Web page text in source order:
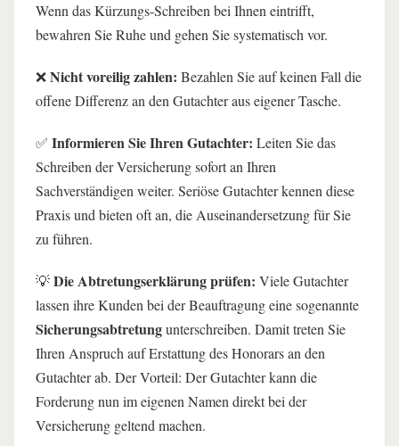
Wenn das Kürzungs-Schreiben bei Ihnen eintrifft,
bewahren Sie Ruhe und gehen Sie systematisch vor.
❌Nicht voreilig zahlen: Bezahlen Sie auf keinen Fall die
offene Differenz an den Gutachter aus eigener Tasche.
✅ Informieren Sie Ihren Gutachter: Leiten Sie das
Schreiben der Versicherung sofort an Ihren
Sachverständigen weiter. Seriöse Gutachter kennen diese
Praxis und bieten oft an, die Auseinandersetzung für Sie
zu führen.
💡Die Abtretungserklärung prüfen: Viele Gutachter
lassen ihre Kunden bei der Beauftragung eine sogenannte
Sicherungsabtretungunterschreiben. Damit treten Sie
Ihren Anspruch auf Erstattung des Honorars an den
Gutachter ab. Der Vorteil: Der Gutachter kann die
Forderung nun im eigenen Namen direkt bei der
Versicherung geltend machen.